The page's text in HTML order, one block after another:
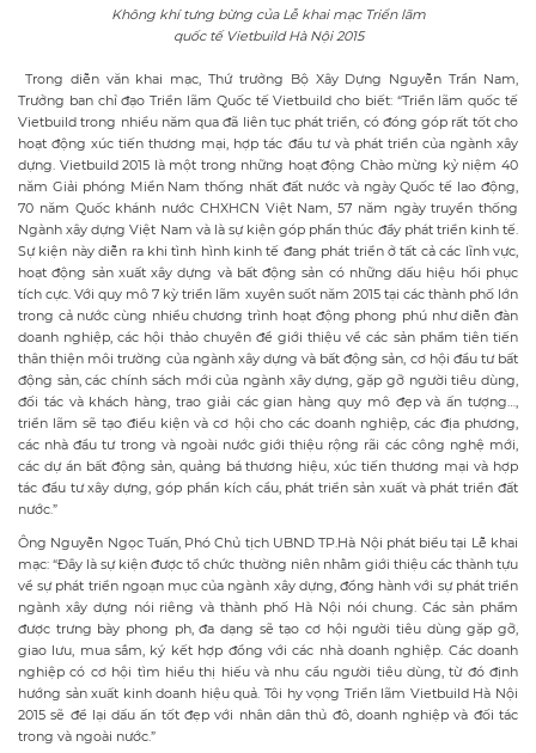
Không khí tưng bừng của Lễ khai mạc Triển lãm
quốc tế Vietbuild Hà Nội 2015
Trong diễn văn khai mạc, Thứ trưởng Bộ Xây Dựng Nguyễn Trần Nam,
Trưởng ban chỉ đạo Triển lãm Quốc tế Vietbuild cho biết: “Triển lãm quốc tế
Vietbuild trong nhiều năm qua đã liên tục phát triển, có đóng góp rất tốt cho
hoạt động xúc tiến thương mại, hợp tác đầu tư và phát triển của ngành xây
dựng. Vietbuild 2015 là một trong những hoạt động Chào mừng kỷ niệm 40
năm Giải phóng Miền Nam thống nhất đất nước và ngày Quốc tế lao động,
70 năm Quốc khánh nước CHXHCN Việt Nam, 57 năm ngày truyền thống
Ngành xây dựng Việt Nam và là sự kiện góp phần thúc đẩy phát triển kinh tế.
Sự kiện này diễn ra khi tình hình kinh tế đang phát triển ở tất cả các lĩnh vực,
hoạt động sản xuất xây dựng và bất động sản có những dấu hiệu hồi phục
tích cực. Với quy mô 7 kỳ triển lãm xuyên suốt năm 2015 tại các thành phố lớn
trong cả nước cùng nhiều chương trình hoạt động phong phú như diễn đàn
doanh nghiệp, các hội thảo chuyên đề giới thiệu về các sản phẩm tiên tiến
thân thiện môi trường của ngành xây dựng và bất động sản, cơ hội đầu tư bất
động sản, các chính sách mới của ngành xây dựng, gặp gỡ người tiêu dùng,
đối tác và khách hàng, trao giải các gian hàng quy mô đẹp và ấn tượng…,
triển lãm sẽ tạo điều kiện và cơ hội cho các doanh nghiệp, các địa phương,
các nhà đầu tư trong và ngoài nước giới thiệu rộng rãi các công nghệ mới,
các dự án bất động sản, quảng bá thương hiệu, xúc tiến thương mại và hợp
tác đầu tư xây dựng, góp phần kích cầu, phát triển sản xuất và phát triển đất
nước.”
Ông Nguyễn Ngọc Tuấn, Phó Chủ tịch UBND TP.Hà Nội phát biểu tại Lễ khai
mạc: “Đây là sự kiện được tổ chức thường niên nhằm giới thiệu các thành tựu
về sự phát triển ngoạn mục của ngành xây dựng, đồng hành với sự phát triển
ngành xây dựng nói riêng và thành phố Hà Nội nói chung. Các sản phẩm
được trưng bày phong ph, đa dạng sẽ tạo cơ hội người tiêu dùng gặp gỡ,
giao lưu, mua sắm, ký kết hợp đồng với các nhà doanh nghiệp. Các doanh
nghiệp có cơ hội tìm hiểu thị hiếu và nhu cầu người tiêu dùng, từ đó định
hướng sản xuất kinh doanh hiệu quả. Tôi hy vọng Triển lãm Vietbuild Hà Nội
2015 sẽ để lại dấu ấn tốt đẹp với nhân dân thủ đô, doanh nghiệp và đối tác
trong và ngoài nước.”